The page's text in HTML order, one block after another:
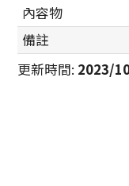
內容物
備註
更新時間: 2023/